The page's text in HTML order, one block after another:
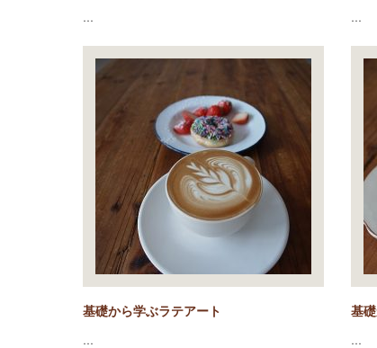
… …
基礎から学ぶラテアート
…
基
…